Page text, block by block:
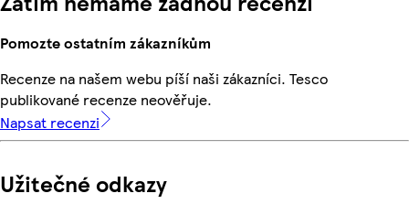
Pomozte ostatním zákazníkům
Recenze na našem webu píší naši zákazníci. Tesco
publikované recenze neověřuje.
Napsat recenzi
Užitečné odkazy